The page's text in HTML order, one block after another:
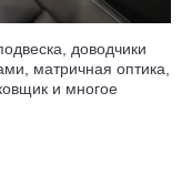
доводчики
матричная оптика,
и многое